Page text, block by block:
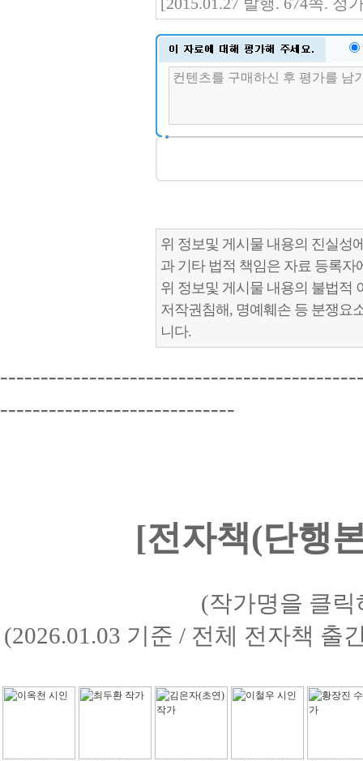
위 정보및 게시물 내용의 진실성
과 기타 법적 책임은 자료 등록자
위 정보및 게시물 내용의 불법적
저작권침해, 명예훼손 등 분쟁요
니다.
-----------------------------
[전자책(단행
(작가명을 클
(2026.01.03 기준 / 전체 전자책 출